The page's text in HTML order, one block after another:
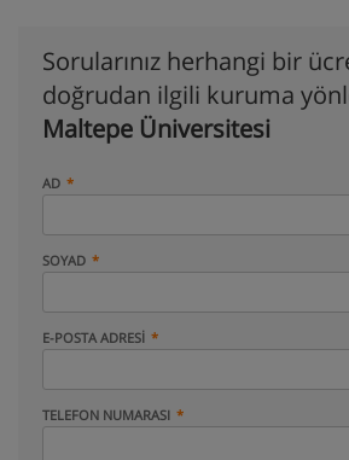
Sorularınız herhangi bir
doğrudan ilgili kuruma
Maltepe Üniversitesi
AD
SOYAD
E-POSTA ADRESI
TELEFON NUMARASI